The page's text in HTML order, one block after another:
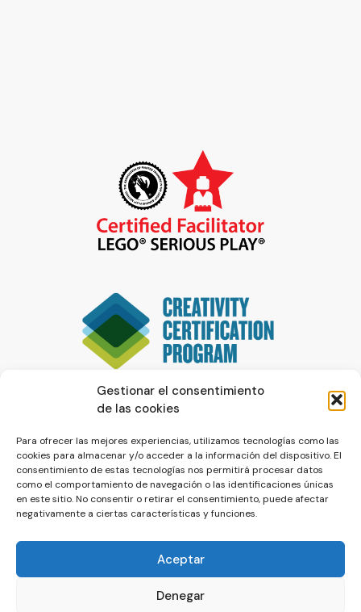
Gestionar el consentimiento
de las cookies
Para ofrecer las mejores experiencias, utilizamos tecnologías como las
cookies para almacenar y/o acceder a la información del dispositivo. El
consentimiento de estas tecnologías nos permitirá procesar datos
como el comportamiento de navegación o las identificaciones únicas
en este sitio. No consentir o retirar el consentimiento, puede afectar
negativamente a ciertas características y funciones.
Aceptar
Denegar